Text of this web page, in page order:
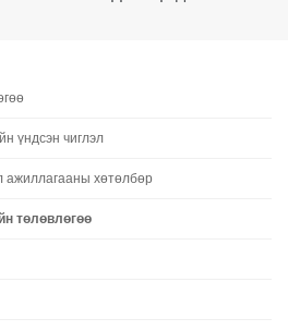
үндсэн чиглэл
ажиллагааны хөтөлбөр
төлөвлөгөө